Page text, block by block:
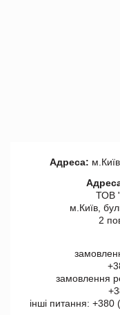
Адреса:
ТОВ
м.Київ,
2
замовлення
інші питання: